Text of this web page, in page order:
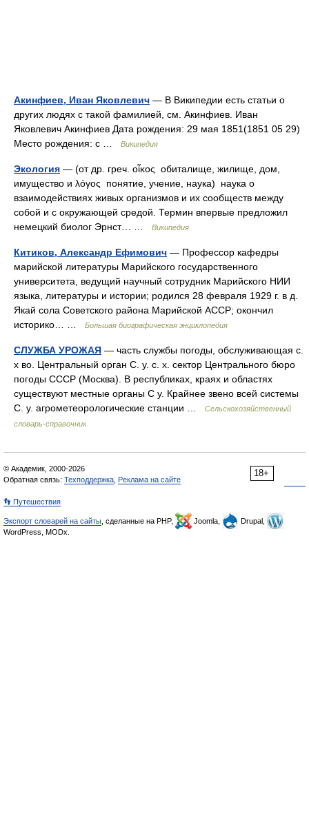
Акинфиев, Иван Яковлевич — В Википедии есть статьи о
других людях с такой фамилией, см. Акинфиев. Иван
Яковлевич Акинфиев Дата рождения: 29 мая 1851(1851 05 29)
Место рождения: с …
Википедия
Экология — (от др. греч. οἶκος обиталище, жилище, дом,
имущество и λόγος понятие, учение, наука) наука о
взаимодействиях живых организмов и их сообществ между
собой и с окружающей средой. Термин впервые предложил
немецкий биолог Эрнст… …
Википедия
Китиков, Александр Ефимович — Профессор кафедры
марийской литературы Марийского государственного
университета, ведущий научный сотрудник Марийского НИИ
языка, литературы и истории; родился 28 февраля 1929 г. в д.
Якай сола Советского района Марийской АССР; окончил
историко… …
Большая биографическая энциклопедия
СЛУЖБА УРОЖАЯ — часть службы погоды, обслуживающая с.
х во. Центральный орган С. у. с. х. сектор Центрального бюро
погоды СССР (Москва). В республиках, краях и областях
существуют местные органы С у. Крайнее звено всей системы
С. у. агрометеорологические станции …
Сельскохозяйственный
словарь-справочник
18+
© Академик, 2000-2026
Обратная связь: Техподдержка Реклама на сайте
👣 Путешествия
Экспорт словарей на сайты , сделанные на PHP, Joomla,
Drupal,
WordPress, MODx.